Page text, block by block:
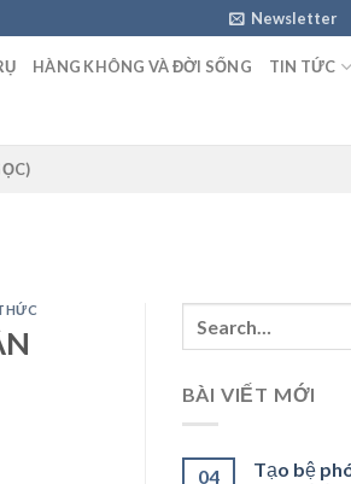
Newsletter
HÀNG KHÔNG VÀ ĐỜI SỐNG TIN TỨC
BÀI VIẾT MỚI
04
Tạo bệ